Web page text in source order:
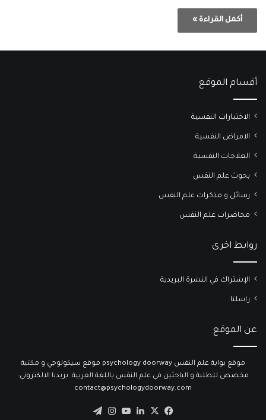
أكمل القراءة »
أقسام الموقع
الاختبارات النفسية
الامراض النفسية
العلاجات النفسية
بحوث علم النفس
رسائل و مذكرات علم النفس
محاضرات علم النفس
روابط اخرى
الإشتراك في النشرة البريدية
راسلنا
عن الموقع
موقع بوابة علم النفس psychology doorway موقع سيكولوجي و مكتبة
مخصص للطلبة و الباحثين في علم النفس باللغة العربية. بريدنا الالكتروني:
contact@psychologydoorway.com
فيسبوك
‫X لينكدإن‫YouTubeانستقرام